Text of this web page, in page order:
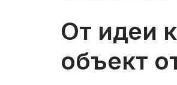
От идеи
объект